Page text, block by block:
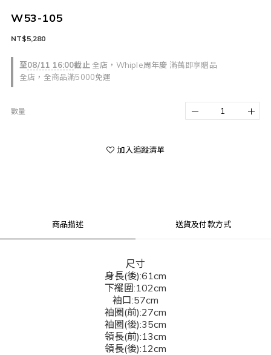
W53-105
至08/11 16:00截止 全店，Whiple周年慶 滿萬即享贈品
全店，全商品滿5000免運
NT$5,280
數量
加入追蹤清單
商品描述 送貨及付款方式
尺寸
身長(後):61cm
下襬圍:102cm
袖口:57cm
袖圈(前):27cm
袖圈(後):35cm
領長(前):13cm
領長(後):12cm